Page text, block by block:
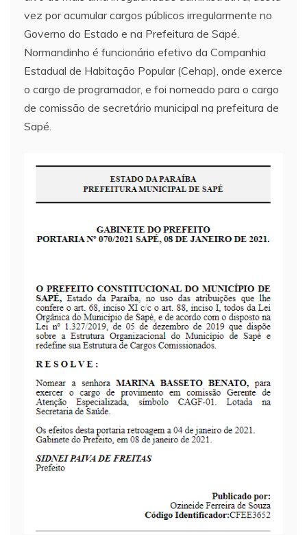
vez por acumular cargos públicos irregularmente no
Governo do Estado e na Prefeitura de Sapé.
Normandinho é funcionário efetivo da Companhia
Estadual de Habitação Popular (Cehap), onde exerce
o cargo de programador, e foi nomeado para o cargo
de comissão de secretário municipal na prefeitura de
Sapé.